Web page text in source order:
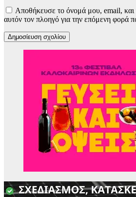
Αποθήκευσε το όνομά μου, email, και
αυτόν τον πλοηγό για την επόμενη φορά